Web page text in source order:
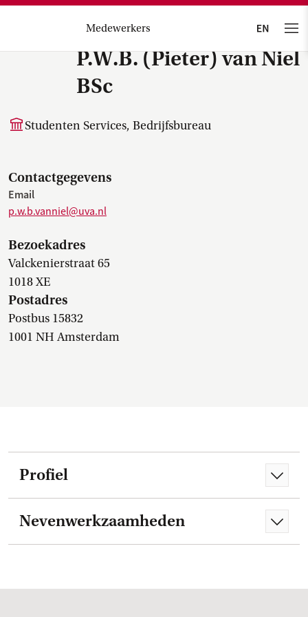
Medewerkers
P.W.B. (Pieter) van Niel
BSc
Studenten Services, Bedrijfsbureau
Contactgegevens
Email
p.w.b.vanniel@uva.nl
Bezoekadres
Valckenierstraat 65
1018 XE
Postadres
Postbus 15832
1001 NH Amsterdam
Profiel
Nevenwerkzaamheden